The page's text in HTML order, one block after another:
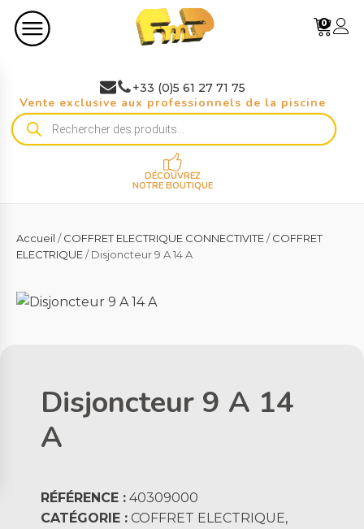
0
+33 (0)5 61 27 71 75
Vente exclusive aux professionnels de la piscine
Recherche
de
DÉCOUVREZ
NOTRE BOUTIQUE
Accueil /COFFRET ELECTRIQUE CONNECTIVITE/COFFRET
ELECTRIQUE/ Disjoncteur 9 A 14 A
Disjoncteur 9 A 14
A
RÉFÉRENCE : 40309000
CATÉGORIE : COFFRET ELECTRIQUE,